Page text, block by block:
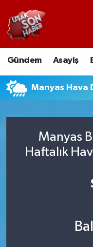
Gündem Asayiş
Manyas Hava
Manyas
Haftalık
Uşak Nöbetçi
Uşak Hava
Uşak Namaz
Süper Lig Puan
Son Dakika